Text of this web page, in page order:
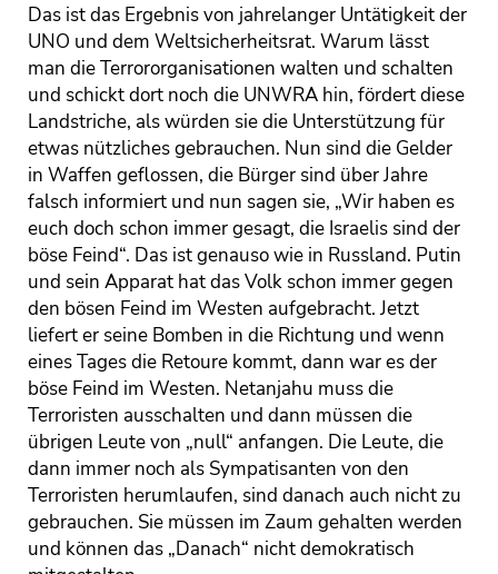
Das ist das Ergebnis von jahrelanger Untätigkeit der
UNO und dem Weltsicherheitsrat. Warum lässt
man die Terrororganisationen walten und schalten
und schickt dort noch die UNWRA hin, fördert diese
Landstriche, als würden sie die Unterstützung für
etwas nützliches gebrauchen. Nun sind die Gelder
in Waffen geflossen, die Bürger sind über Jahre
falsch informiert und nun sagen sie, „Wir haben es
euch doch schon immer gesagt, die Israelis sind der
böse Feind“. Das ist genauso wie in Russland. Putin
und sein Apparat hat das Volk schon immer gegen
den bösen Feind im Westen aufgebracht. Jetzt
liefert er seine Bomben in die Richtung und wenn
eines Tages die Retoure kommt, dann war es der
böse Feind im Westen. Netanjahu muss die
Terroristen ausschalten und dann müssen die
übrigen Leute von „null“ anfangen. Die Leute, die
dann immer noch als Sympatisanten von den
Terroristen herumlaufen, sind danach auch nicht zu
gebrauchen. Sie müssen im Zaum gehalten werden
und können das „Danach“ nicht demokratisch